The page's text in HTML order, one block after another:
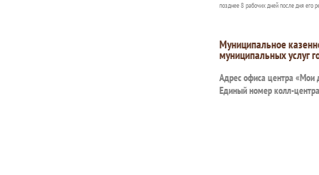
позднее 8 рабочих дней после дня его
Муниципальное
муниципальных услуг
Адрес офиса центра «Мои
Единый номер колл-